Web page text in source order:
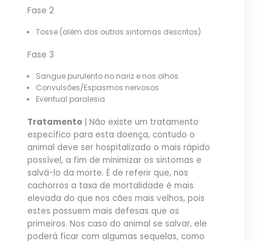
Fase 2
Tosse (além dos outros sintomas descritos)
Fase 3
Sangue purulento no nariz e nos olhos
Convulsões/Espasmos nervosos
Eventual paralesia
Tratamento | Não existe um tratamento
específico para esta doença, contudo o
animal deve ser hospitalizado o mais rápido
possível, a fim de minimizar os sintomas e
salvá-lo da morte. É de referir que, nos
cachorros a taxa de mortalidade é mais
elevada do que nos cães mais velhos, pois
estes possuem mais defesas que os
primeiros. Nos caso do animal se salvar, ele
poderá ficar com algumas sequelas, como